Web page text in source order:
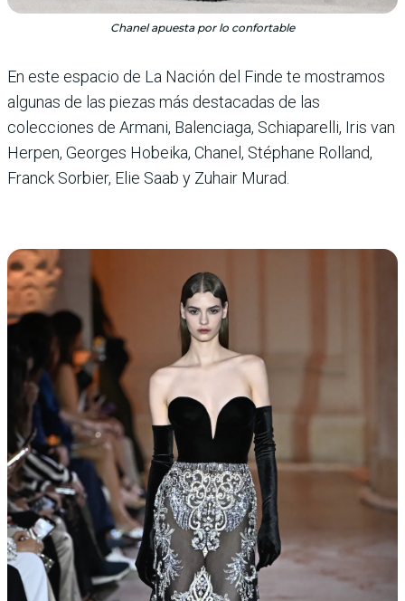
Chanel apuesta por lo confortable
En este espacio de La Nación del Finde te mostra­mos
algunas de las piezas más destacadas de las
colecciones de Armani, Balenciaga, Schia­parelli, Iris van
Herpen, Geor­ges Hobeika, Chanel, Stéphane Rolland,
Franck Sorbier, Elie Saab y Zuhair Murad.